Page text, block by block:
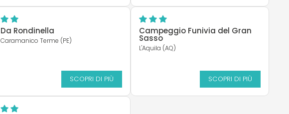
Da Rondinella
Caramanico Terme (PE)
SCOPRI DI PIÙ
Campeggio Funivia del Gran
Sasso
L'Aquila (AQ)
SCOPRI DI PIÙ